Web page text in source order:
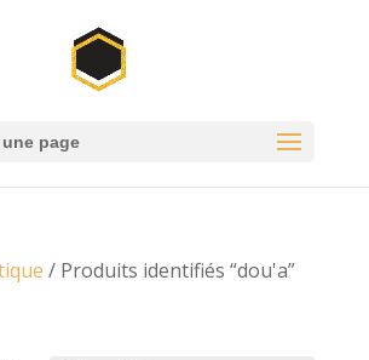
page
/ Produits identifiés “dou'a”